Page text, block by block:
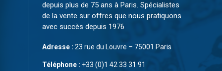
depuis plus de 75 ans à Paris. Spécialistes
de la vente sur offres que nous pratiquons
avec succès depuis 1976
Adresse : 23 rue du Louvre – 75001 Paris
Téléphone : +33 (0)1 42 33 31 91